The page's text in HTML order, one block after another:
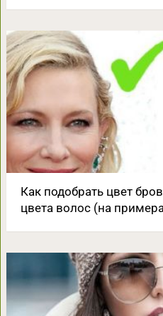
Как подобрать цвет
цвета волос (на